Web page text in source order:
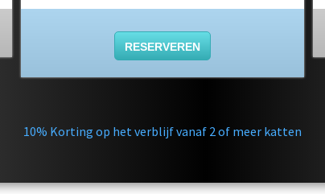
RESERVEREN
10% Korting op het verblijf vanaf 2 of meer katten